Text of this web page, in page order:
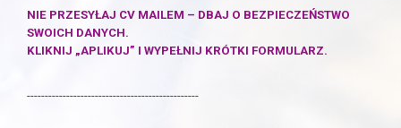
NIE PRZESYŁAJ CV MAILEM – DBAJ O BEZPIECZEŃSTWO
SWOICH DANYCH.
KLIKNIJ „APLIKUJ” I WYPEŁNIJ KRÓTKI FORMULARZ.
------------------------------------------------